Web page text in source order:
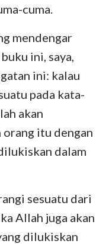
cuma.
mendengar
ini, saya,
ini: kalau
pada kata-
akan
orang itu dengan
dalam
sesuatu dari
Allah juga akan
dilukiskan